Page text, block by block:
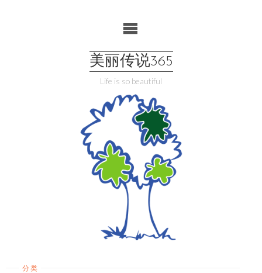
美丽传说365
Life is so beautiful
分类